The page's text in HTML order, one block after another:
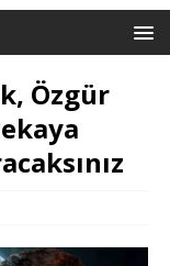
Özgür